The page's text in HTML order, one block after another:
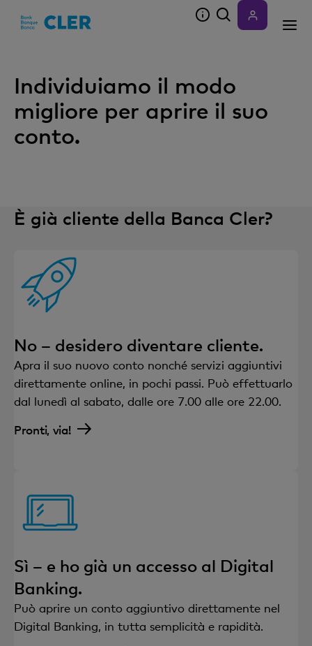
Individuiamo il modo
migliore per aprire il suo
conto.
È già cliente della Banca Cler?
No – desidero diventare cliente.
Apra il suo nuovo conto nonché servizi aggiuntivi
direttamente online, in pochi passi. Può effettuarlo
dal lunedì al sabato, dalle ore 7.00 alle ore 22.00.
Pronti, via!
Sì – e ho già un accesso al Digital
Banking.
Può aprire un conto aggiuntivo direttamente nel
Digital Banking, in tutta semplicità e rapidità.